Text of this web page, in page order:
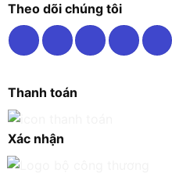
Theo dõi chúng tôi
Thanh toán
Xác nhận